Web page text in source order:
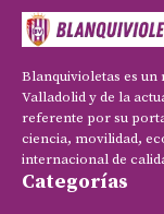
Blanquivioletas es un
Valladolid y de la
referente por su
ciencia, movilidad,
internacional de
Categorías